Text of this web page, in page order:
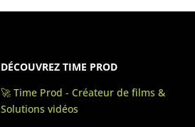
DÉCOUVREZ TIME PROD
🚀 Time Prod - Créateur de films &
Solutions vidéos